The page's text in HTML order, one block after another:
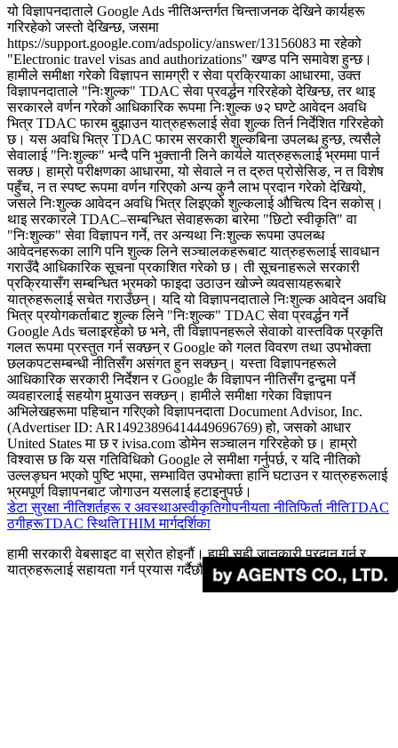
यो विज्ञापनदाताले Google Ads नीतिअन्तर्गत चिन्ताजनक देखिने कार्यहरू
गरिरहेको जस्तो देखिन्छ, जसमा
https://support.google.com/adspolicy/answer/13156083 मा रहेको
"Electronic travel visas and authorizations" खण्ड पनि समावेश हुन्छ।
हामीले समीक्षा गरेको विज्ञापन सामग्री र सेवा प्रक्रियाका आधारमा, उक्त
विज्ञापनदाताले "निःशुल्क" TDAC सेवा प्रवर्द्धन गरिरहेको देखिन्छ, तर थाइ
सरकारले वर्णन गरेको आधिकारिक रूपमा निःशुल्क ७२ घण्टे आवेदन अवधि
भित्र TDAC फारम बुझाउन यात्रुहरूलाई सेवा शुल्क तिर्न निर्देशित गरिरहेको
छ। यस अवधि भित्र TDAC फारम सरकारी शुल्कबिना उपलब्ध हुन्छ, त्यसैले
सेवालाई "निःशुल्क" भन्दै पनि भुक्तानी लिने कार्यले यात्रुहरूलाई भ्रममा पार्न
सक्छ। हाम्रो परीक्षणका आधारमा, यो सेवाले न त द्रुत प्रोसेसिङ, न त विशेष
पहुँच, न त स्पष्ट रूपमा वर्णन गरिएको अन्य कुनै लाभ प्रदान गरेको देखियो,
जसले निःशुल्क आवेदन अवधि भित्र लिइएको शुल्कलाई औचित्य दिन सकोस्।
थाइ सरकारले TDAC–सम्बन्धित सेवाहरूका बारेमा "छिटो स्वीकृति" वा
"निःशुल्क" सेवा विज्ञापन गर्ने, तर अन्यथा निःशुल्क रूपमा उपलब्ध
आवेदनहरूका लागि पनि शुल्क लिने सञ्चालकहरूबाट यात्रुहरूलाई सावधान
गराउँदै आधिकारिक सूचना प्रकाशित गरेको छ। ती सूचनाहरूले सरकारी
प्रक्रियासँग सम्बन्धित भ्रमको फाइदा उठाउन खोज्ने व्यवसायहरूबारे
यात्रुहरूलाई सचेत गराउँछन्। यदि यो विज्ञापनदाताले निःशुल्क आवेदन अवधि
भित्र प्रयोगकर्ताबाट शुल्क लिने "निःशुल्क" TDAC सेवा प्रवर्द्धन गर्ने
Google Ads चलाइरहेको छ भने, ती विज्ञापनहरूले सेवाको वास्तविक प्रकृति
गलत रूपमा प्रस्तुत गर्न सक्छन् र Google को गलत विवरण तथा उपभोक्ता
छलकपटसम्बन्धी नीतिसँग असंगत हुन सक्छन्। यस्ता विज्ञापनहरूले
आधिकारिक सरकारी निर्देशन र Google कै विज्ञापन नीतिसँग द्वन्द्वमा पर्ने
व्यवहारलाई सहयोग पुर्‍याउन सक्छन्। हामीले समीक्षा गरेका विज्ञापन
अभिलेखहरूमा पहिचान गरिएको विज्ञापनदाता Document Advisor, Inc.
(Advertiser ID: AR14923896414449696769) हो, जसको आधार
United States मा छ र ivisa.com डोमेन सञ्चालन गरिरहेको छ। हाम्रो
विश्वास छ कि यस गतिविधिको Google ले समीक्षा गर्नुपर्छ, र यदि नीतिको
उल्लङ्घन भएको पुष्टि भएमा, सम्भावित उपभोक्ता हानि घटाउन र यात्रुहरूलाई
भ्रमपूर्ण विज्ञापनबाट जोगाउन यसलाई हटाइनुपर्छ।
डेटा सुरक्षा नीतिशर्तहरू र अवस्थाअस्वीकृतिगोपनीयता नीतिफिर्ता नीतिTDAC
ठगीहरूTDAC स्थितिTHIM मार्गदर्शिका
हामी सरकारी वेबसाइट वा स्रोत होइनौं। हामी सही जानकारी प्रदान गर्न र
यात्रुहरूलाई सहायता गर्न प्रयास गर्दैछौं।